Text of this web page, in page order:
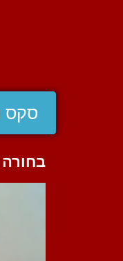
סקס